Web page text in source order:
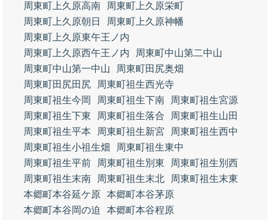
周東町上久原高南
周東町上久原栄町
周東町上久原朝日
周東町上久原神幡
周東町上久原東午王ノ内
周東町上久原西午王ノ内
周東町中山第二中山
周東町中山第一中山
周東町田尻奥畑
周東町田尻田尻
周東町祖生西光寺
周東町祖生今岡
周東町祖生下南
周東町祖生宮源
周東町祖生下東
周東町祖生落合
周東町祖生山田
周東町祖生平本
周東町祖生新宮
周東町祖生西中
周東町祖生小祖生畑
周東町祖生東中
周東町祖生平前
周東町祖生別東
周東町祖生別西
周東町祖生末南
周東町祖生末北
周東町祖生末東
本郷町本谷延ケ原 本郷町本谷茅原
本郷町本谷岡の迫
本郷町本谷程原